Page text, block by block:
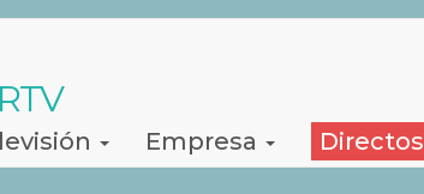
Empresa Directos